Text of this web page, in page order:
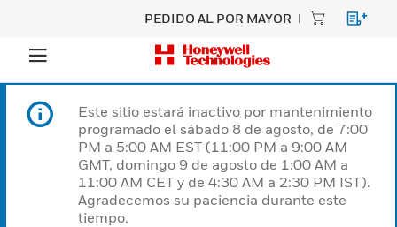
PEDIDO AL POR MAYOR
Este sitio estará inactivo por mantenimiento
programado el sábado 8 de agosto, de 7:00
PM a 5:00 AM EST (11:00 PM a 9:00 AM
GMT, domingo 9 de agosto de 1:00 AM a
11:00 AM CET y de 4:30 AM a 2:30 PM IST).
Agradecemos su paciencia durante este
tiempo.